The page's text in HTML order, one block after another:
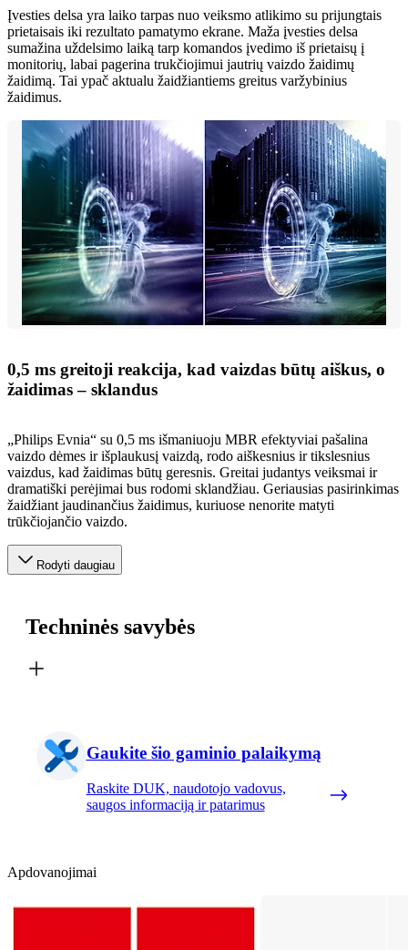
Įvesties delsa yra laiko tarpas nuo veiksmo atlikimo su prijungtais
prietaisais iki rezultato pamatymo ekrane. Maža įvesties delsa
sumažina uždelsimo laiką tarp komandos įvedimo iš prietaisų į
monitorių, labai pagerina trukčiojimui jautrių vaizdo žaidimų
žaidimą. Tai ypač aktualu žaidžiantiems greitus varžybinius
žaidimus.
0,5 ms greitoji reakcija, kad vaizdas būtų aiškus, o
žaidimas – sklandus
„Philips Evnia“ su 0,5 ms išmaniuoju MBR efektyviai pašalina
vaizdo dėmes ir išplaukusį vaizdą, rodo aiškesnius ir tikslesnius
vaizdus, kad žaidimas būtų geresnis. Greitai judantys veiksmai ir
dramatiški perėjimai bus rodomi sklandžiau. Geriausias pasirinkimas
žaidžiant jaudinančius žaidimus, kuriuose nenorite matyti
trūkčiojančio vaizdo.
Rodyti daugiau
Techninės savybės
Gaukite šio gaminio palaikymą
Raskite DUK, naudotojo vadovus,
saugos informaciją ir patarimus
Apdovanojimai